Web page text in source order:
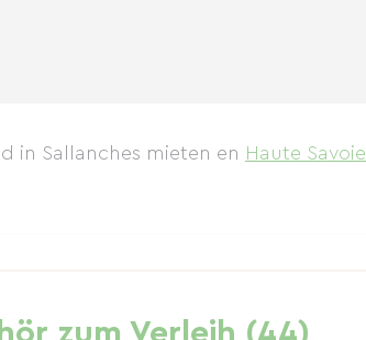
in Sallanches mieten en Haute Savoie
zum Verleih (44)